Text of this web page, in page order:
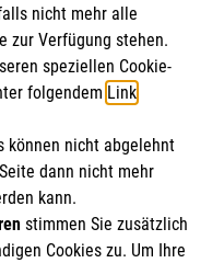
e.V.
eingetragene
nicht mehr alle
zur Verfügung stehen.
speziellen Cookie-
folgendem Link.
können nicht abgelehnt
dann nicht mehr
kann.
stimmen Sie zusätzlich
Cookies zu. Um Ihre